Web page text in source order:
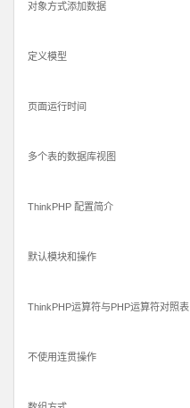
对象方式添加数据
定义模型
页面运行时间
多个表的数据库视图
ThinkPHP 配置简介
默认模块和操作
ThinkPHP运算符与PHP运算符对照表
不使用连贯操作